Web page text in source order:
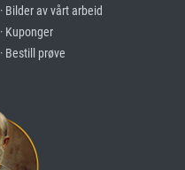
· Bilder av vårt arbeid
· Kuponger
· Bestill prøve